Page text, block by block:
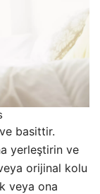
basittir.
yerleştirin ve
orijinal kolu
veya ona